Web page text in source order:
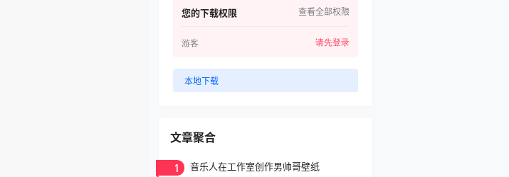
您的下载权限 查看全部权限
游客 请先登录
本地下载
文章聚合
1 音乐人在工作室创作男帅哥壁纸